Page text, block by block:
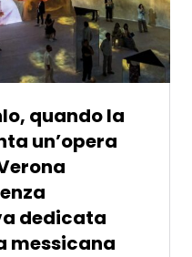
quando la
un’opera
dedicata
messicana